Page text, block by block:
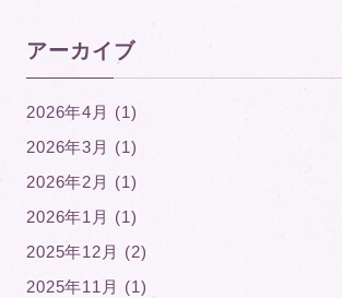
アーカイブ
2026年4月 (1)
2026年3月 (1)
2026年2月 (1)
2026年1月 (1)
2025年12月 (2)
2025年11月 (1)